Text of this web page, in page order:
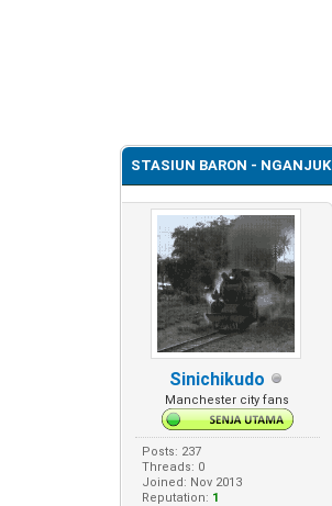
STASIUN BARON - NGANJUK
Sinichikudo
Manchester city fans
Posts: 237
Threads: 0
Joined: Nov 2013
Reputation: 1